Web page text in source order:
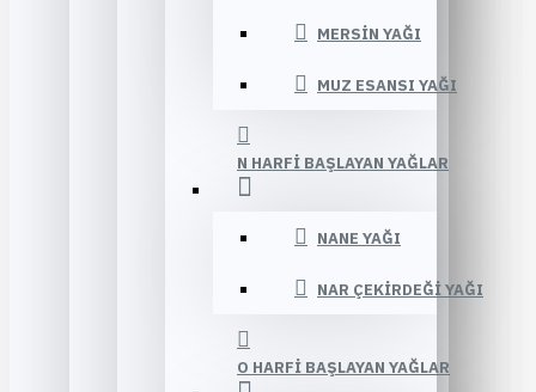
MERSIN YAĞI
MUZ ESANSI YAĞI
N HARFI BAŞLAYAN YAĞLAR
NANE YAĞI
NAR ÇEKIRDEĞI YAĞI
O HARFI BAŞLAYAN YAĞLAR